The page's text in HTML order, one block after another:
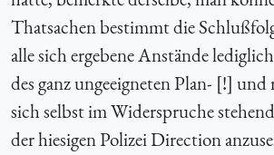
Thatsachen bestimmt die
alle sich ergebene Anstände
des ganz ungeeigneten Plan- [!]
sich selbst im Widerspruche
der hiesigen Polizei Direction